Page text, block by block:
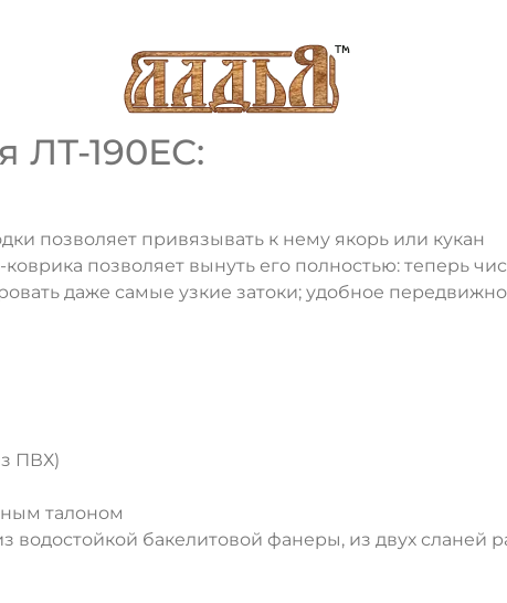
ЛТ-190ЕС:
позволяет привязывать к нему якорь или кукан
позволяет вынуть его полностью: теперь
даже самые узкие затоки; удобное
ПВХ)
талоном
водостойкой бакелитовой фанеры, из двух сланей